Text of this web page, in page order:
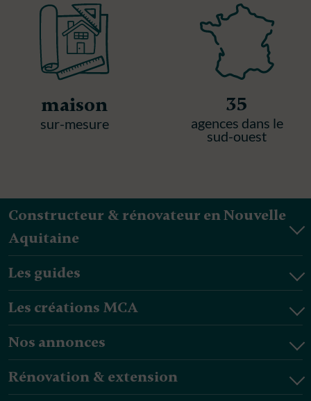
maison
sur-mesure
35
agences dans le
sud-ouest
Constructeur & rénovateur en Nouvelle
Aquitaine
Les guides
Les créations MCA
Nos annonces
Rénovation & extension